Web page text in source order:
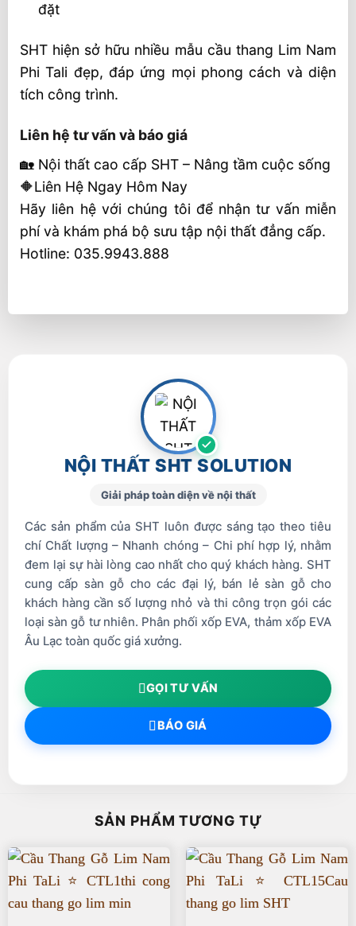
đặt
SHT hiện sở hữu nhiều mẫu cầu thang Lim Nam
Phi Tali đẹp, đáp ứng mọi phong cách và diện
tích công trình.
Liên hệ tư vấn và báo giá
🏡 Nội thất cao cấp SHT – Nâng tầm cuộc sống
🔶Liên Hệ Ngay Hôm Nay
Hãy liên hệ với chúng tôi để nhận tư vấn miễn
phí và khám phá bộ sưu tập nội thất đẳng cấp.
Hotline: 035.9943.888
NỘI THẤT SHT SOLUTION
Giải pháp toàn diện về nội thất
Các sản phẩm của SHT luôn được sáng tạo theo tiêu
chí Chất lượng – Nhanh chóng – Chi phí hợp lý, nhằm
đem lại sự hài lòng cao nhất cho quý khách hàng. SHT
cung cấp sàn gỗ cho các đại lý, bán lẻ sàn gỗ cho
khách hàng cần số lượng nhỏ và thi công trọn gói các
loại sàn gỗ tư nhiên. Phân phối xốp EVA, thảm xốp EVA
Âu Lạc toàn quốc giá xưởng.
GỌI TƯ VẤN
BÁO GIÁ
SẢN PHẨM TƯƠNG TỰ